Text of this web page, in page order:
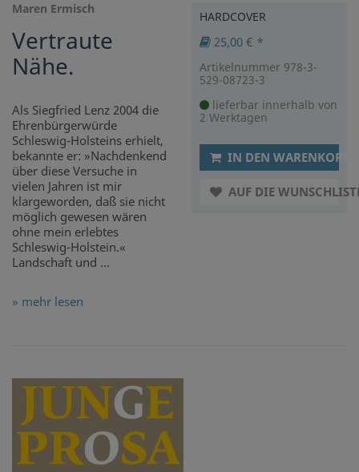
Maren Ermisch
Vertraute
Nähe.
Als Siegfried Lenz 2004 die
Ehrenbürgerwürde
Schleswig-Holsteins erhielt,
bekannte er: »Nachdenkend
über diese Versuche in
vielen Jahren ist mir
klargeworden, daß sie nicht
möglich gewesen wären
ohne mein erlebtes
Schleswig-Holstein.«
Landschaft und ...
» mehr lesen
HARDCOVER
25,00 € *
Artikelnummer 978-3-
529-08723-3
lieferbar innerhalb von
2 Werktagen
IN DEN WARENKORB
AUF DIE